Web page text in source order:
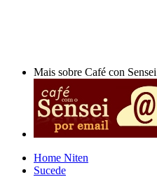
Mais sobre Café con Sensei
Home Niten
Sucede